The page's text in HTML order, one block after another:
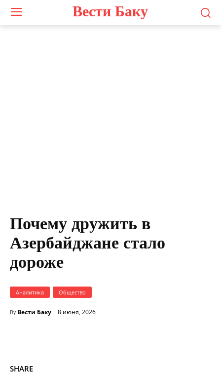
Вести Баку
Почему дружить в
Азербайджане стало
дороже
Аналитика Общество
By Вести Баку 8 июня, 2026
SHARE